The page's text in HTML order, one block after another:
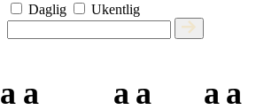
Daglig
Ukentlig